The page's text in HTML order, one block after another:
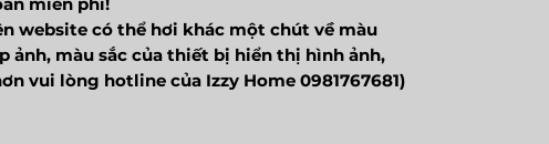
website có thể hơi khác một chút về màu
ảnh, màu sắc của thiết bị hiển thị hình ảnh,
vui lòng hotline của Izzy Home 0981767681)